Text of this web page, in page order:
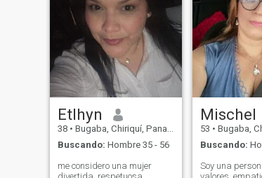
Etlhyn
38 • Bugaba, Chiriquí, Panamá
Buscando: Hombre 35 - 56
me considero una mujer
Mischel
53 • Bugaba,
Buscando:
Soy una